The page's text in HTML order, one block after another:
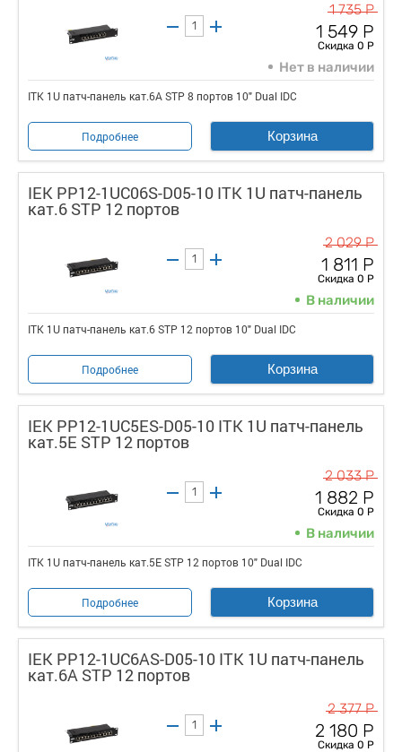
1 735 Р
1 549 Р
Скидка 0 Р
Нет в наличии
ITK 1U патч-панель кат.6A STP 8 портов 10" Dual IDC
Подробнее Корзина
IEK PP12-1UC06S-D05-10 ITK 1U патч-панель
кат.6 STP 12 портов
2 029 Р
1 811 Р
Скидка 0 Р
В наличии
ITK 1U патч-панель кат.6 STP 12 портов 10" Dual IDC
Подробнее Корзина
IEK PP12-1UC5ES-D05-10 ITK 1U патч-панель
кат.5E STP 12 портов
2 033 Р
1 882 Р
Скидка 0 Р
В наличии
ITK 1U патч-панель кат.5E STP 12 портов 10" Dual IDC
Подробнее Корзина
IEK PP12-1UC6AS-D05-10 ITK 1U патч-панель
кат.6A STP 12 портов
2 377 Р
2 180 Р
Скидка 0 Р